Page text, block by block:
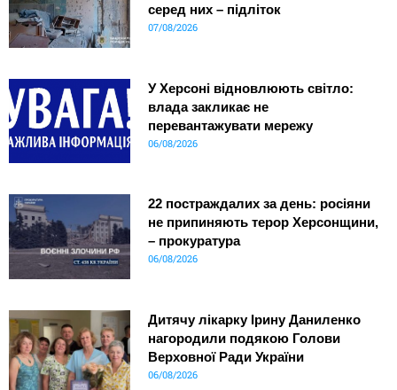
серед них – підліток
07/08/2026
У Херсоні відновлюють світло:
влада закликає не
перевантажувати мережу
06/08/2026
22 постраждалих за день: росіяни
не припиняють терор Херсонщини,
– прокуратура
06/08/2026
Дитячу лікарку Ірину Даниленко
нагородили подякою Голови
Верховної Ради України
06/08/2026